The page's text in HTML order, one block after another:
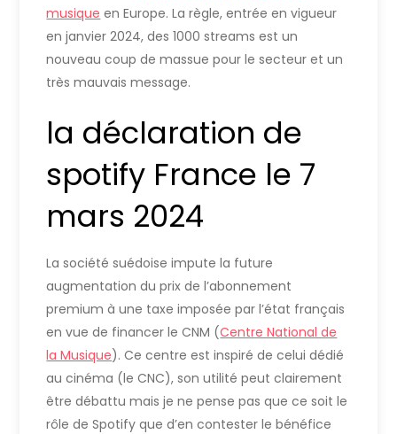
musique en Europe. La règle, entrée en vigueur
en janvier 2024, des 1000 streams est un
nouveau coup de massue pour le secteur et un
très mauvais message.
la déclaration de
spotify France le 7
mars 2024
La société suédoise impute la future
augmentation du prix de l’abonnement
premium à une taxe imposée par l’état français
en vue de financer le CNM (Centre National de
la Musique). Ce centre est inspiré de celui dédié
au cinéma (le CNC), son utilité peut clairement
être débattu mais je ne pense pas que ce soit le
rôle de Spotify que d’en contester le bénéfice